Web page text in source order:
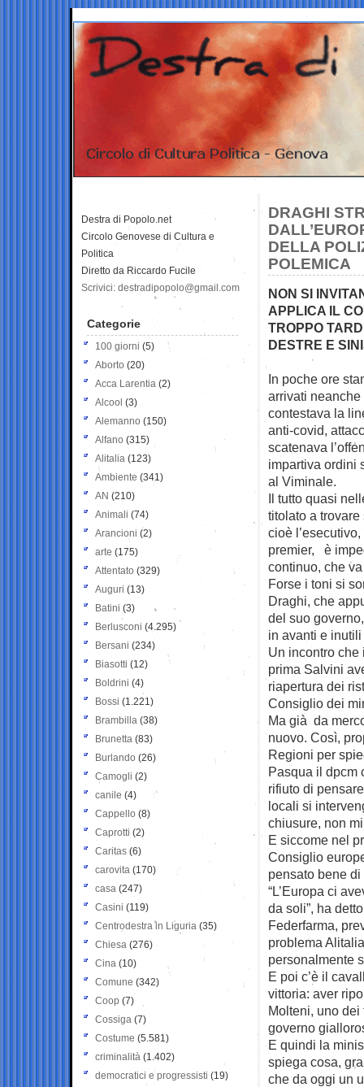
DRAGHI
DELLA
POLEMICA
NON SI
APPLICA IL
TROPPO
DESTRE E
In poche ore
arrivati
contestava la
anti-covid,
scatenava
impartiva ordini
al Viminale.
Il tutto quasi
titolato a
cioè
premier, è
continuo, che
Forse i toni si
Draghi, che
del suo
in avanti e
Un incontro che
prima Salvini
riapertura dei
Consiglio dei
Ma già da
nuovo. Così,
Regioni per
Pasqua il dpcm
rifiuto di
locali si
chiusure, non
E siccome nel
Consiglio
pensato bene di
“L’Europa ci
da soli”, ha
Federfarma,
problema
personalmente
E poi c’è il
vittoria: aver
Molteni, uno
governo
E quindi la
spiega cosa,
che da oggi un
Destra di Popolo.net
Circolo Genovese di Cultura e
Politica
Diretto da Riccardo Fucile
Scrivici: destradipopolo@gmail.com
Categorie
100 giorni (5)
Aborto (20)
Acca Larentia (2)
Alcool (3)
Alemanno (150)
Alfano (315)
Alitalia (123)
Ambiente (341)
AN (210)
Animali (74)
Arancioni (2)
arte (175)
Attentato (329)
Auguri (13)
Batini (3)
Berlusconi (4.295)
Bersani (234)
Biasotti (12)
Boldrini (4)
Bossi (1.221)
Brambilla (38)
Brunetta (83)
Burlando (26)
Camogli (2)
canile (4)
Cappello (8)
Caprotti (2)
Caritas (6)
carovita (170)
casa (247)
Casini (119)
Centrodestra in Liguria (35)
Chiesa (276)
Cina (10)
Comune (342)
Coop (7)
Cossiga (7)
Costume (5.581)
criminalità (1.402)
democratici e progressisti (19)